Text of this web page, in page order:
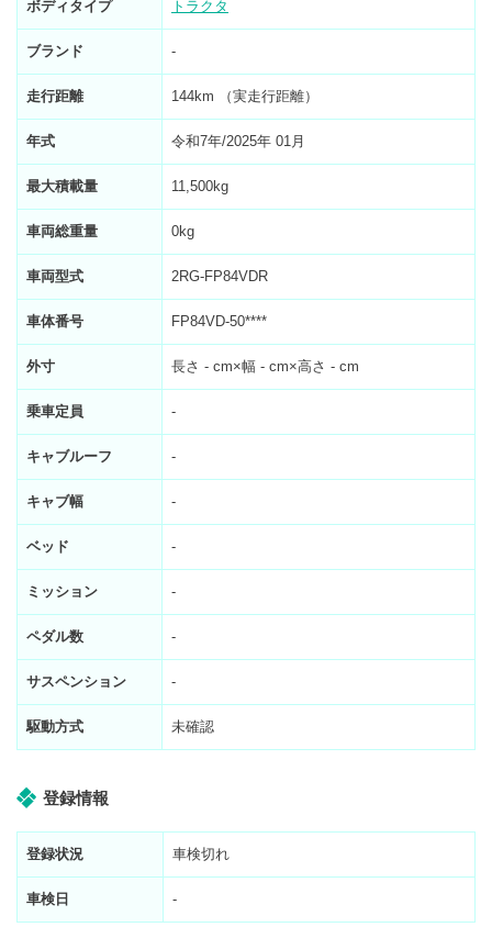
ボディタイプ トラクタ
ブランド -
走行距離 144km （実走行距離）
年式 令和7年/2025年 01月
最大積載量 11,500kg
車両総重量 0kg
車両型式 2RG-FP84VDR
車体番号 FP84VD-50****
外寸 長さ - cm×幅 - cm×高さ - cm
乗車定員 -
キャブルーフ -
キャブ幅 -
ベッド -
ミッション -
ペダル数 -
サスペンション -
駆動方式 未確認
登録情報
登録状況 車検切れ
車検日 -